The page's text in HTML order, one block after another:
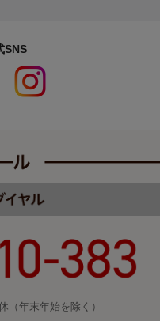
SNS
（年末年始を除く）